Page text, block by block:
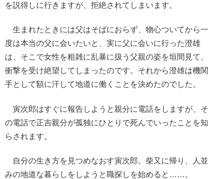
を説得しに行きますが、拒絶されてしまいます。
生まれたときには父はそばにおらず、物心ついてから一
度は本当の父に会いたいと、実に父に会いに行った澄雄
は、そこで女性を粗雑に乱暴に扱う父親の姿を垣間見て、
衝撃を受け絶望してしまったのです。それから澄雄は機関
手として額に汗して地道に働くことを決めたのでした。
寅次郎はすぐに報告しようと親分に電話をしますが、そ
の電話で正吉親分が孤独にひとりで死んでいったことを知
らされます。
自分の生き方を見つめなおす寅次郎。柴又に帰り、人並
みの地道な暮らしをしようと職探しを始めると……。